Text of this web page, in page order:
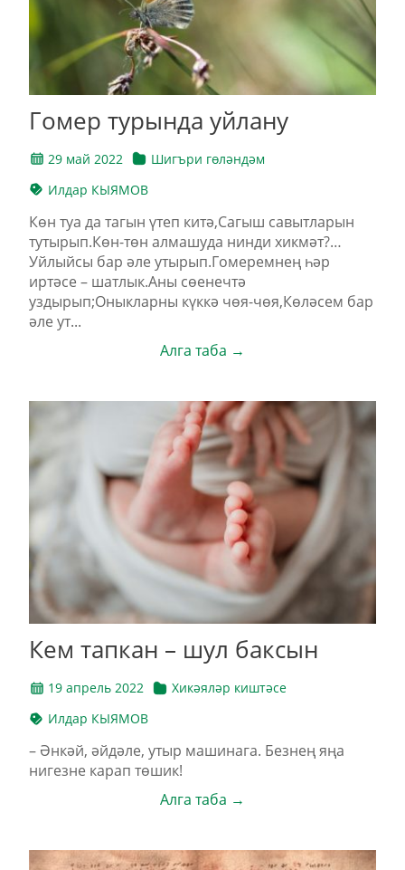
Гомер турында уйлану
29 май 2022
Шигъри гөләндәм
Илдар КЫЯМОВ
Көн туа да тагын үтеп китә,Сагыш савытларын
тутырып.Көн-төн алмашуда нинди хикмәт?…
Уйлыйсы бар әле утырып.Гомеремнең һәр
иртәсе – шатлык.Аны сөенечтә
уздырып;Оныкларны күккә чөя-чөя,Көләсем бар
әле ут...
Алга таба →
Кем тапкан – шул баксын
19 апрель 2022
Хикәяләр киштәсе
Илдар КЫЯМОВ
– Әнкәй, әйдәле, утыр машинага. Безнең яңа
нигезне карап төшик!
Алга таба →